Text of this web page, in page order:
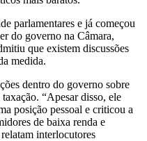
parlamentares e já começou
do governo na Câmara,
que existem discussões
medida.
dentro do governo sobre
“Apesar disso, ele
posição pessoal e criticou a
de baixa renda e
interlocutores